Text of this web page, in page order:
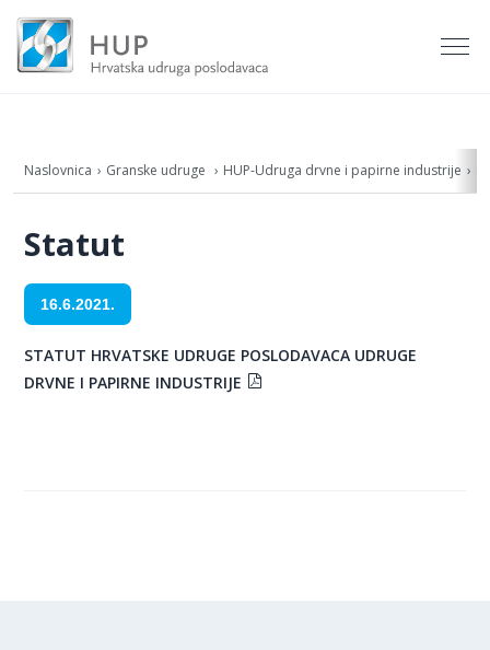
Naslovnica Granske udruge HUP-Udruga drvne i papirne industrije
Statut
16.6.2021.
STATUT HRVATSKE UDRUGE POSLODAVACA UDRUGE
DRVNE I PAPIRNE INDUSTRIJE